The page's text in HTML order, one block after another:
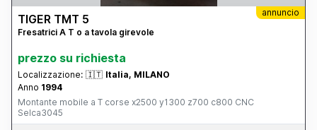
annuncio
TIGER TMT 5
Fresatrici A T o a tavola girevole
prezzo su richiesta
Localizzazione: 🇮🇹 Italia, MILANO
Anno 1994
Montante mobile a T corse x2500 y1300 z700 c800 CNC
Selca3045